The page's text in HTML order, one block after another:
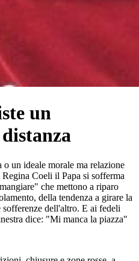
un
un ideale morale ma relazione
Coeli il Papa si sofferma
che mettono a riparo
della tendenza a girare la
dell'altro. E ai fedeli
dice: "Mi manca la piazza"